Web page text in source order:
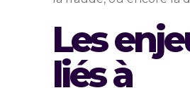
Les
liés à